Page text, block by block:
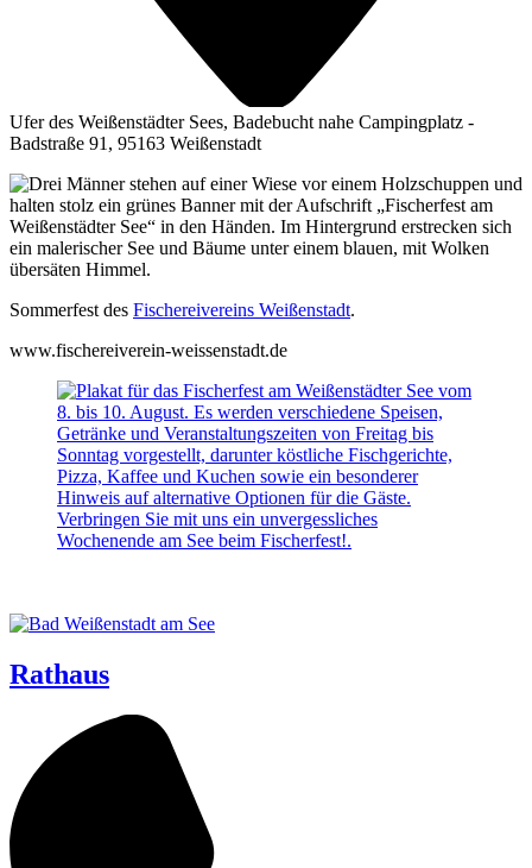
Ufer des Weißenstädter Sees, Badebucht nahe Campingplatz -
Badstraße 91, 95163 Weißenstadt
Som­mer­fest des Fische­rei­ver­eins Wei­ßen­stadt.
www​.fische​rei​ver​ein​-weis​sen​stadt​.de
Rathaus